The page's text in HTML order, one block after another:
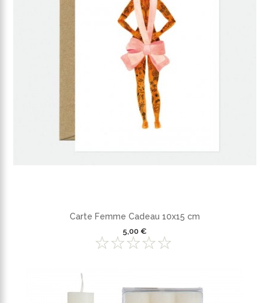
Carte Femme Cadeau 10x15 cm
5,00 €